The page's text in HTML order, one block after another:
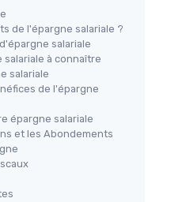
de l'épargne salariale ?
salariale
salariale à connaître
salariale
de l'épargne
épargne salariale
et les Abondements